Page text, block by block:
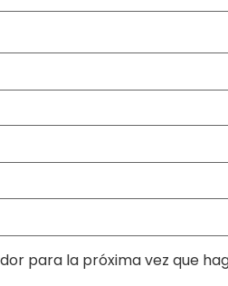
para la próxima vez que